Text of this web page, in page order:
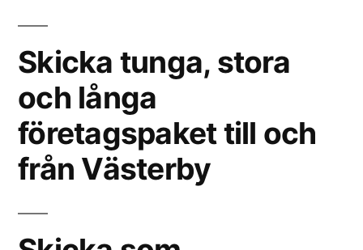
Skicka tunga, stora
och långa
företagspaket till och
från Västerby